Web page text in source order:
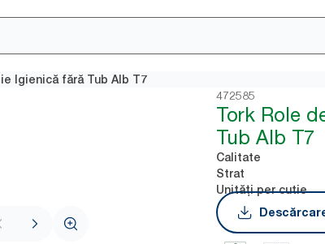
Igienică fără Tub Alb T7
472585
Tork Role
Tub Alb T7
Calitate
Strat
Unități per cutie